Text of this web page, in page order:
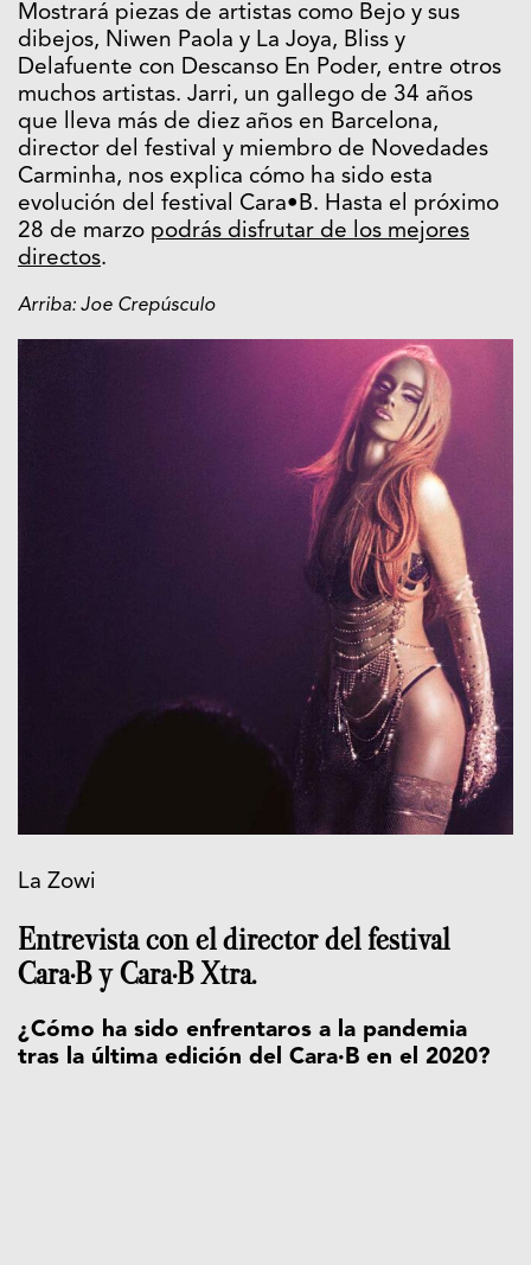
Mostrará piezas de artistas como Bejo y sus
dibejos, Niwen Paola y La Joya, Bliss y
Delafuente con Descanso En Poder, entre otros
muchos artistas. Jarri, un gallego de 34 años
que lleva más de diez años en Barcelona,
director del festival y miembro de Novedades
Carminha, nos explica cómo ha sido esta
evolución del festival Cara•B. Hasta el próximo
28 de marzo podrás disfrutar de los mejores
directos.
Arriba: Joe Crepúsculo
La Zowi
Entrevista con el director del festival
Cara·B y Cara·B Xtra.
¿Cómo ha sido enfrentaros a la pandemia
tras la última edición del Cara·B en el 2020?